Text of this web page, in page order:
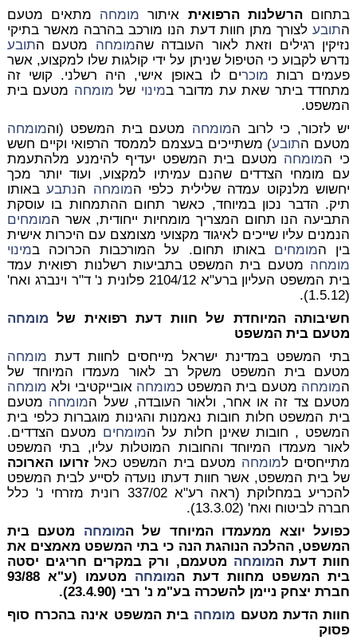
בתחוםהרשלנות הרפואית איתור מומחה מתאים מטעם
התובעלצורך מתן חוות דעת הנו מורכב בהרבה מאשר בתיקי
נזיקין רגילים וזאת לאור העובדה שהמומחה מטעם התובע
נדרש לקבוע כי הטיפול שניתן על ידי קולגות שלו למקצוע, אשר
פעמים רבות מוכרים לו באופן אישי, היה רשלני. קושי זה
מתחדד ביתר שאת עת מדובר במינוי של מומחה מטעם בית
המשפט.
יש לזכור, כי לרוב המומחה מטעם בית המשפט (והמומחה
מטעם התובע) משתייכים בעצמם לממסד הרפואי וקיים חשש
כי המומחה מטעם בית המשפט יעדיף להימנע מלהתעמת
עם מומחי הצדדים שהנם עמיתיו למקצוע, ועוד יותר מכך
יחשוש מלנקוט עמדה שלילית כלפי המומחה הנתבעבאותו
תיק. הדבר נכון במיוחד, כאשר תחום ההתמחות בו עוסקת
התביעה הנו תחום המצריך מומחיות ייחודית, אשר המומחים
הנמנים עליו שייכים לאיגוד מקצועי מצומצם עם היכרות אישית
בין המומחים באותו תחום. על המורכבות הכרוכה במינוי
מומחה מטעם בית המשפט בתביעות רשלנות רפואית עמד
בית המשפט העליון ברע"א 2104/12 פלונית נ' ד"ר וינברג ואח'
(1.5.12).
חשיבותה המיוחדת של חוות דעת רפואית של מומחה
מטעם בית המשפט
בתי המשפט במדינת ישראל מייחסים לחוות דעת מומחה
מטעם בית המשפט משקל רב לאור מעמדו המיוחד של
המומחה מטעם בית המשפט כמומחה אובייקטיבי ולא מומחה
מטעם צד זה או אחר, ולאור העובדה, שעל המומחה מטעם
בית המשפט חלות חובות נאמנות והגינות מוגברות כלפי בית
המשפט , חובות שאינן חלות על המומחים מטעם הצדדים.
לאור מעמדו המיוחד והחובות המוטלות עליו, בתי המשפט
מתייחסים למומחה מטעם בית המשפט כאל זרועו הארוכה
של בית המשפט, אשר חוות דעתו נועדה לסייע לבית המשפט
להכריע במחלוקת (ראה רע"א 337/02 רונית מזרחי נ' כלל
חברה לביטוח ואח' (13.3.02).
כפועל יוצא ממעמדו המיוחד של המומחה מטעם בית
המשפט, ההלכה הנוהגת הנה כי בתי המשפט מאמצים את
חוות דעת המומחה מטעמם, ורק במקרים חריגים יסטה
בית המשפט מחוות דעת המומחה
מטעמו (ע"א 93/88
חברת יצחק ניימן להשכרה בע"מ נ' רבי (23.4.90).
חוות הדעת מטעם מומחה בית המשפט אינה בהכרח סוף
פסוק